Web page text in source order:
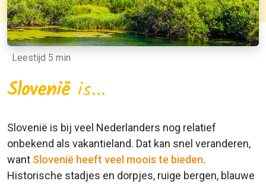
Leestijd 5 min
Sloveniëis...
Slovenië is bij veel Nederlanders nog relatief
onbekend als vakantieland. Dat kan snel veranderen,
want Slovenië heeft veel moois te bieden.
Historische stadjes en dorpjes, ruige bergen, blauwe